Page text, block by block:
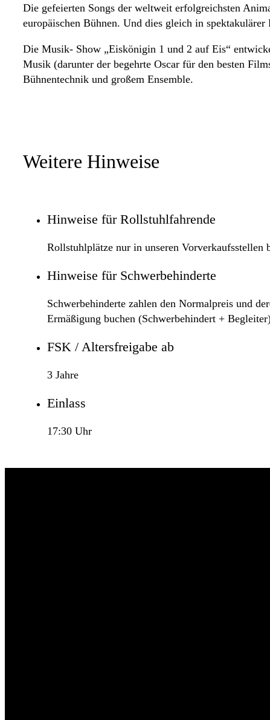
Die gefeierten Songs der weltweit erfolgreichsten
europäischen Bühnen. Und dies gleich in spektakulärer
Die Musik- Show „Eiskönigin 1 und 2 auf Eis“
Musik (darunter der begehrte Oscar für den besten
Bühnentechnik und großem Ensemble.
Weitere Hinweise
Hinweise für Rollstuhlfahrende
Rollstuhlplätze nur in unseren Vorverkaufsstellen
Hinweise für Schwerbehinderte
Schwerbehinderte zahlen den Normalpreis und
Ermäßigung buchen (Schwerbehindert +
FSK / Altersfreigabe ab
3 Jahre
Einlass
17:30 Uhr